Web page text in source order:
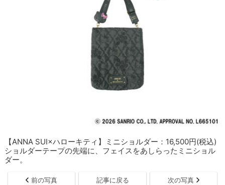
【ANNA SUI×ハローキティ】ミニショルダー：16,500円(税込)
ショルダーテープの先端に、フェイスをあしらったミニショル
ダー。​
前の写真 記事に戻る 次の写真